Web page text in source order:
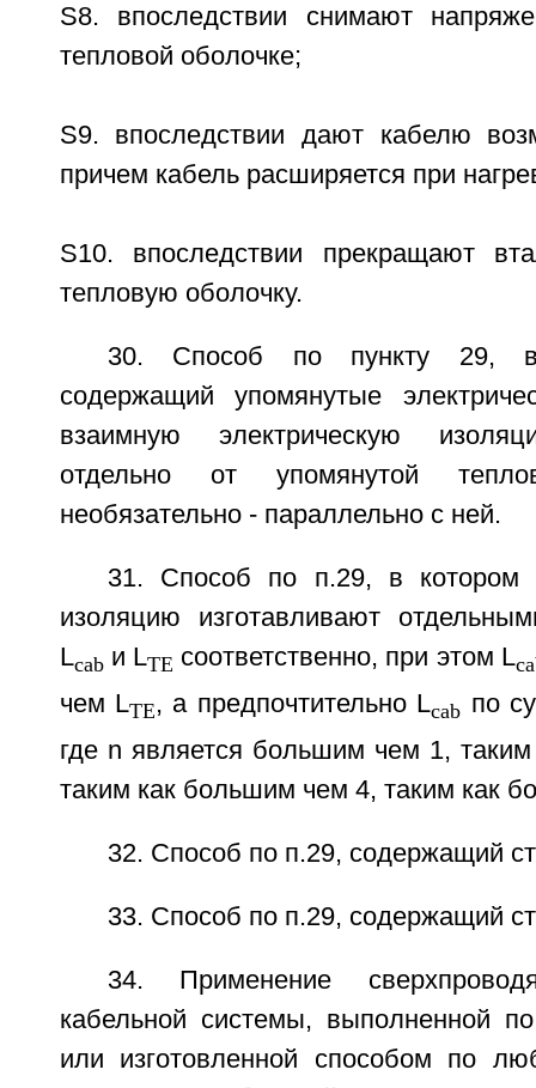
S8. впоследствии снимают
тепловой оболочке;
S9. впоследствии дают кабелю
причем кабель расширяется при
S10. впоследствии прекращают
тепловую оболочку.
30. Способ по пункту 29, в
содержащий упомянутые
взаимную электрическую
отдельно от упомянутой
необязательно - параллельно с ней.
31. Способ по п.29, в котором
изоляцию изготавливают
Lcab и LTE соответственно, при этом L
чем LTE, a предпочтительно Lcab по
где n является большим чем 1,
таким как большим чем 4, таким как
32. Способ по п.29, содержащий
33. Способ по п.29, содержащий
34. Применение
кабельной системы, выполненной
или изготовленной способом по